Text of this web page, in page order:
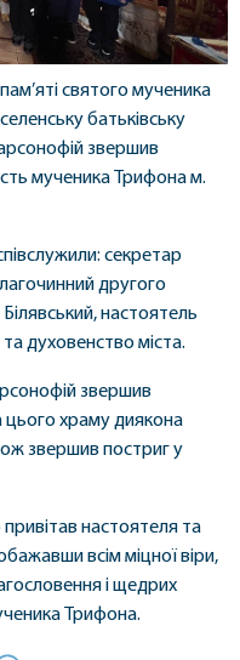
святого мученика
батьківську
звершив
мученика Трифона м.
секретар
другого
настоятель
духовенство міста.
звершив
цього храму диякона
звершив постриг у
привітав настоятеля та
всім міцної віри,
і щедрих
Трифона.